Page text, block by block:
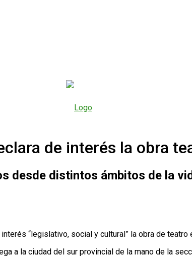
de interés la obra
desde distintos ámbitos de la
“legislativo, social y cultural” la obra de
a la ciudad del sur provincial de la mano de la